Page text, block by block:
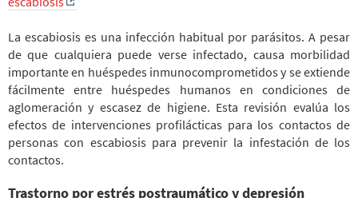
La escabiosis es una infección habitual por parásitos. A pesar
de que cualquiera puede verse infectado, causa morbilidad
importante en huéspedes inmunocomprometidos y se extiende
fácilmente entre huéspedes humanos en condiciones de
aglomeración y escasez de higiene. Esta revisión evalúa los
efectos de intervenciones profilácticas para los contactos de
personas con escabiosis para prevenir la infestación de los
contactos.
Trastorno por estrés postraumático y depresión